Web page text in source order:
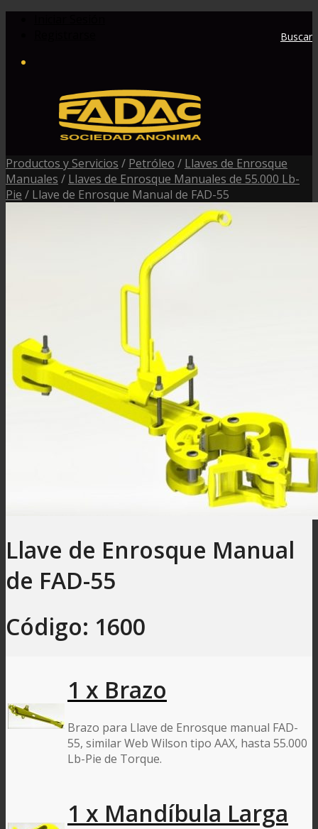
Buscar
Productos y Servicios / Petróleo / Llaves de Enrosque
Manuales / Llaves de Enrosque Manuales de 55.000 Lb-
Pie / Llave de Enrosque Manual de FAD-55
Llave de Enrosque Manual
de FAD-55
Código: 1600
1 x Brazo
Brazo para Llave de Enrosque manual FAD-
55, similar Web Wilson tipo AAX, hasta 55.000
Lb-Pie de Torque.
1 x Mandíbula Larga